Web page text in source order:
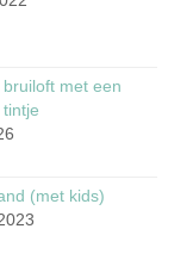
bruiloft met een
(met kids)